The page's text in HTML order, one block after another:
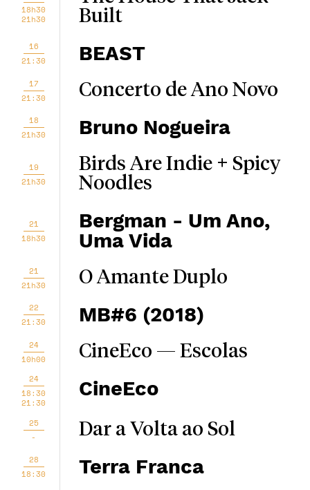
18h30
21h30
Built
16
21:30
BEAST
17
21:30
Concerto de Ano Novo
18
21h30
Bruno Nogueira
19
21h30
Birds Are Indie + Spicy
Noodles
21
18h30
Bergman - Um Ano,
Uma Vida
21
21h30
O Amante Duplo
22
21:30
MB#6 (2018)
24
10h00
CineEco — Escolas
24
18:30
21:30
CineEco
25
-
Dar a Volta ao Sol
28
18:30
Terra Franca